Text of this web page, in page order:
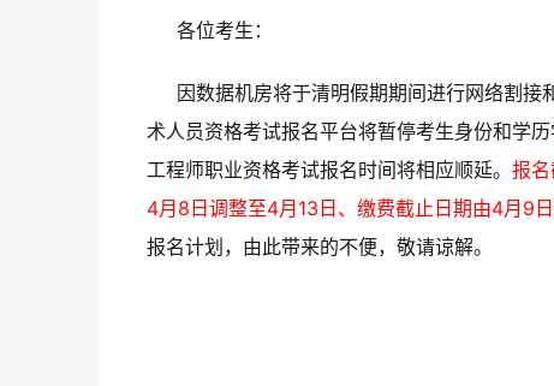
各位考生：
因数据机房将于清明假期期间进行网络割
术人员资格考试报名平台将暂停考生身份和学
工程师职业资格考试报名时间将相应顺延。 报
4月8日调整至4月13日、缴费截止日期由4月9
报名计划，由此带来的不便，敬请谅解。